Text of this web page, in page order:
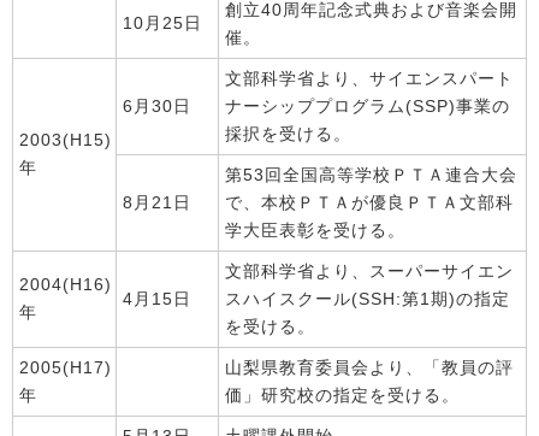
10月25日
創立40周年記念式典および音楽会開
催。
2003(H15)
年
6月30日
文部科学省より、サイエンスパート
ナーシッププログラム(SSP)事業の
採択を受ける。
8月21日
第53回全国高等学校ＰＴＡ連合大会
で、本校ＰＴＡが優良ＰＴＡ文部科
学大臣表彰を受ける。
2004(H16)
年
4月15日
文部科学省より、スーパーサイエン
スハイスクール(SSH:第1期)の指定
を受ける。
2005(H17)
年
山梨県教育委員会より、「教員の評
価」研究校の指定を受ける。